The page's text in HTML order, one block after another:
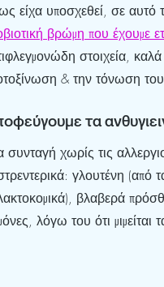
είχα υποσχεθεί, σε αυτό
βρώμη που έχουμε
στοιχεία,
& την τόνωση του
τα
συνταγή χωρίς τις
γλουτένη (από
βλαβερά
λόγω του ότι μιμείται